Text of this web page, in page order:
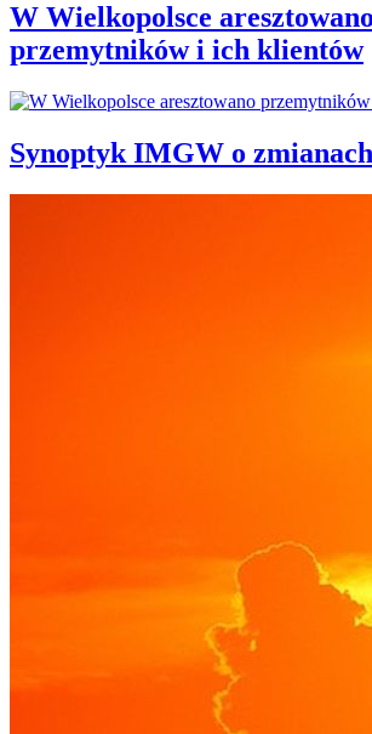
W Wielkopolsce aresztowano
przemytników i ich klientów
Synoptyk IMGW o